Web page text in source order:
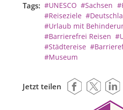
Tags: #UNESCO #Sachsen
#Reiseziele
#Urlaub mit
#Barrierefrei Reisen
#Städtereise
#Museum
Jetzt teilen